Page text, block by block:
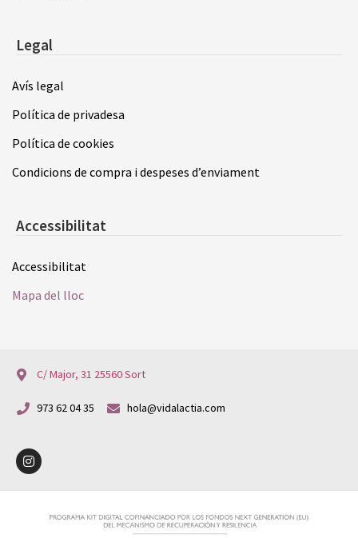
Legal
Avís legal
Política de privadesa
Política de cookies
Condicions de compra i despeses d’enviament
Accessibilitat
Accessibilitat
Mapa del lloc
C/ Major, 31 25560 Sort
973 62 04 35 hola@vidalactia.com